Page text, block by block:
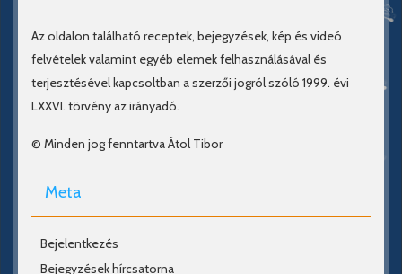
Az oldalon található receptek, bejegyzések, kép és videó
felvételek valamint egyéb elemek felhasználásával és
terjesztésével kapcsoltban a szerzői jogról szóló 1999. évi
LXXVI. törvény az irányadó.
© Minden jog fenntartva Átol Tibor
Meta
Bejelentkezés
Bejegyzések hírcsatorna